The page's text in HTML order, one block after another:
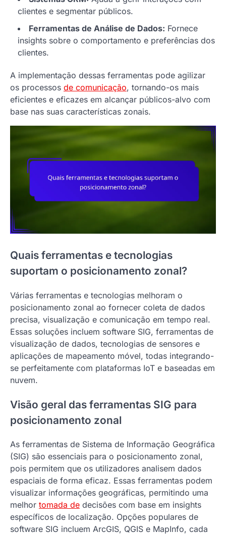
clientes e segmentar públicos.
Ferramentas de Análise de Dados: Fornece
insights sobre o comportamento e preferências dos
clientes.
A implementação dessas ferramentas pode agilizar
os processos de comunicação, tornando-os mais
eficientes e eficazes em alcançar públicos-alvo com
base nas suas características zonais.
Quais ferramentas e tecnologias
suportam o posicionamento zonal?
Várias ferramentas e tecnologias melhoram o
posicionamento zonal ao fornecer coleta de dados
precisa, visualização e comunicação em tempo real.
Essas soluções incluem software SIG, ferramentas de
visualização de dados, tecnologias de sensores e
aplicações de mapeamento móvel, todas integrando-
se perfeitamente com plataformas IoT e baseadas em
nuvem.
Visão geral das ferramentas SIG para
posicionamento zonal
As ferramentas de Sistema de Informação Geográfica
(SIG) são essenciais para o posicionamento zonal,
pois permitem que os utilizadores analisem dados
espaciais de forma eficaz. Essas ferramentas podem
visualizar informações geográficas, permitindo uma
melhor tomada de decisões com base em insights
específicos de localização. Opções populares de
software SIG incluem ArcGIS, QGIS e MapInfo, cada